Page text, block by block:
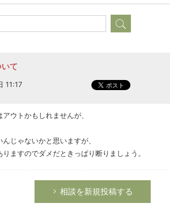
て
11:17
ウトかもしれませんが、
じゃないかと思いますが、
ますのでダメだときっぱり断りましょう。
相談を新規投稿する